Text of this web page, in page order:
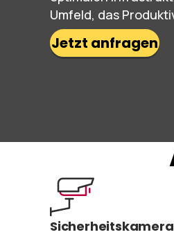
Umfeld, das
Jetzt anfragen